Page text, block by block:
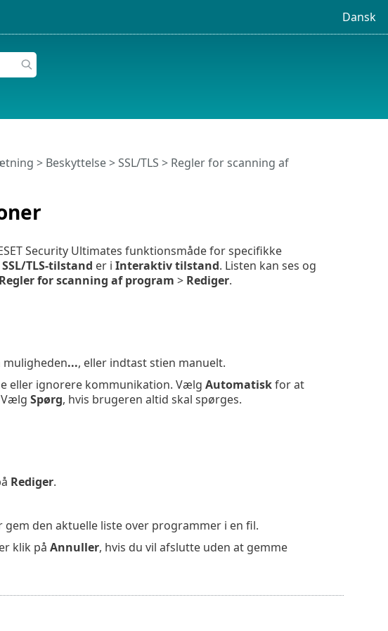
Dansk
> Beskyttelse>SSL/TLS > Regler for scanning af
Security Ultimates funktionsmåde for specifikke
SSL/TLS-tilstand er i Interaktiv tilstand. Listen kan ses og
Regler for scanning af program > Rediger.
..., eller indtast stien manuelt.
eller ignorere kommunikation. Vælg Automatiskfor at
Spørg, hvis brugeren altid skal spørges.
Rediger.
den aktuelle liste over programmer i en fil.
klik på Annuller, hvis du vil afslutte uden at gemme